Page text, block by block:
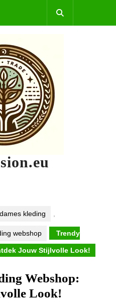
dames kleding
webshop Trendy
Jouw Stijlvolle Look!
Webshop:
Look!